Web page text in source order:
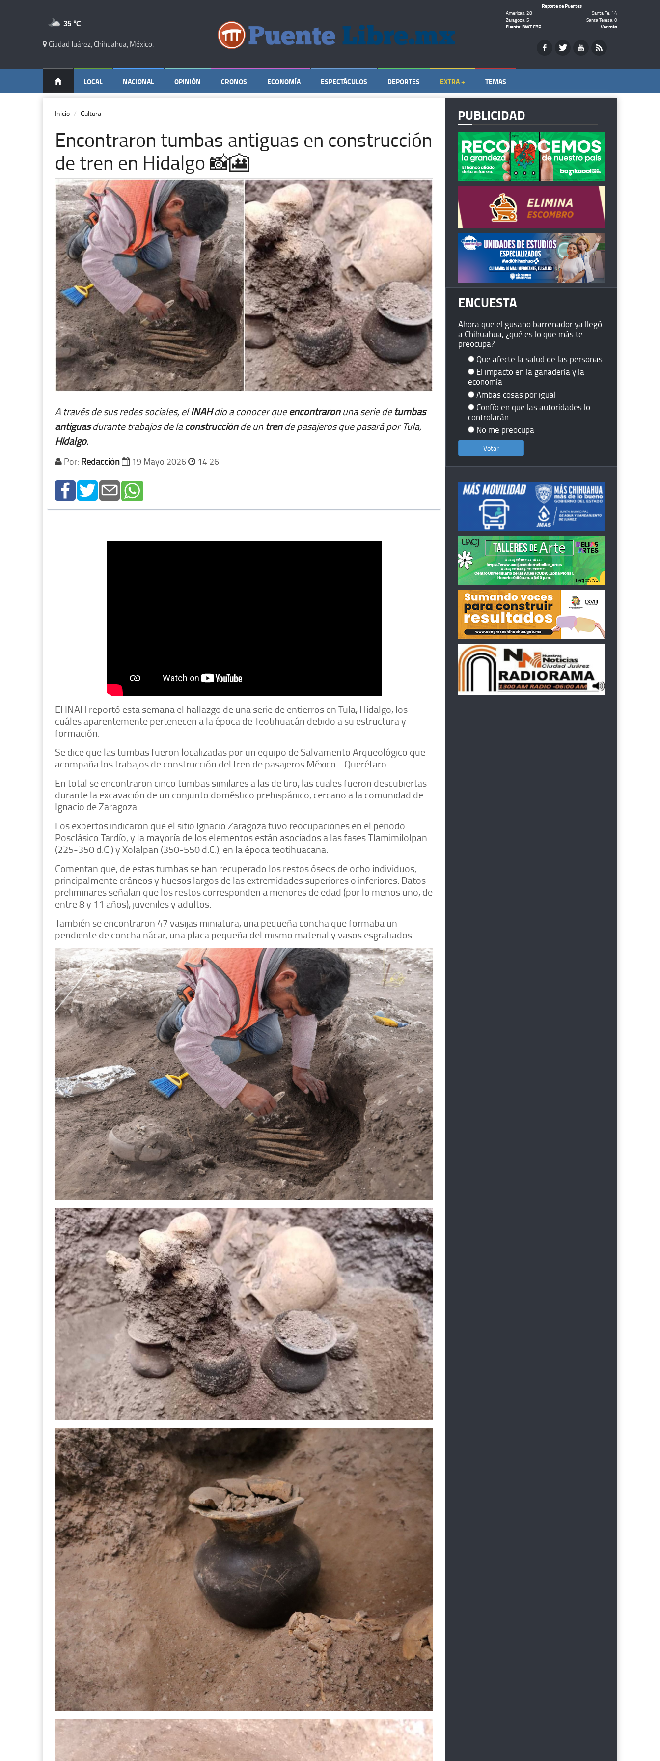
35 ℃
Ciudad Juárez, Chihuahua, México.
Reporte de Puentes
Americas: 28
Santa Fe: 14
Zaragoza: 5
Santa Teresa: 0
Fuente: BWT CBP
Ver más
LOCAL NACIONAL OPINIÓN CRONOS ECONOMÍA ESPECTÁCULOS DEPORTES EXTRA + TEMAS
Inicio Cultura
Encontraron tumbas antiguas en construcción
de tren en Hidalgo 📸🎦
A través de sus redes sociales, elINAHdio a conocer queencontraronuna serie detumbas
antiguasdurante trabajos de laconstrucciónde untrende pasajeros que pasará por Tula,
Hidalgo.
Por: Redacción 19 Mayo 2026 14 26
El INAH reportó esta semana el hallazgo de una serie de entierros en Tula, Hidalgo, los
cuáles aparentemente pertenecen a la época de Teotihuacán debido a su estructura y
formación.
Se dice que las tumbas fueron localizadas por un equipo de Salvamento Arqueológico que
acompaña los trabajos de construcción del tren de pasajeros México - Querétaro.
En total se encontraron cinco tumbas similares a las de tiro, las cuales fueron descubiertas
durante la excavación de un conjunto doméstico prehispánico, cercano a la comunidad de
Ignacio de Zaragoza.
Los expertos indicaron que el sitio Ignacio Zaragoza tuvo reocupaciones en el periodo
Posclásico Tardío, y la mayoría de los elementos están asociados a las fases Tlamimilolpan
(225-350 d.C.) y Xolalpan (350-550 d.C.), en la época teotihuacana.
Comentan que, de estas tumbas se han recuperado los restos óseos de ocho individuos,
principalmente cráneos y huesos largos de las extremidades superiores o inferiores. Datos
preliminares señalan que los restos corresponden a menores de edad (por lo menos uno, de
entre 8 y 11 años), juveniles y adultos.
También se encontraron 47 vasijas miniatura, una pequeña concha que formaba un
pendiente de concha nácar, una placa pequeña del mismo material y vasos esgrafiados.
PUBLICIDAD
ENCUESTA
Ahora que el gusano barrenador ya llegó
a Chihuahua, ¿qué es lo que más te
preocupa?
Que afecte la salud de las personas
El impacto en la ganadería y la
economía
Ambas cosas por igual
Confío en que las autoridades lo
controlarán
No me preocupa